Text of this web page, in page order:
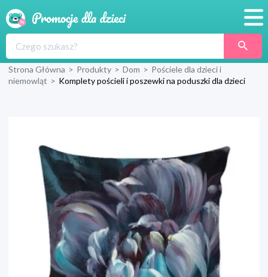
Produkty
Wyprawka
Strona Główna > Produkty > Dom > Pościele dla dzieci i
niemowląt > Komplety pościeli i poszewki na poduszki dla dzieci